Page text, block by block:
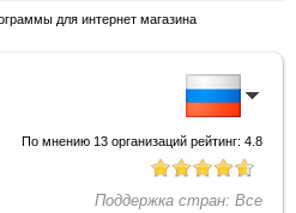
для интернет магазина
По мнению 13организаций рейтинг: 4.8
Поддержка стран: Все